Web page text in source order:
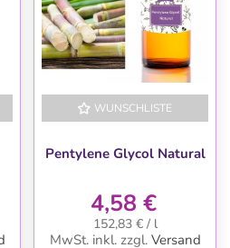
WUNSCHLISTE
Pentylene Glycol Natural
4,58 €
152,83 € / l
MwSt. inkl. zzgl. Versand